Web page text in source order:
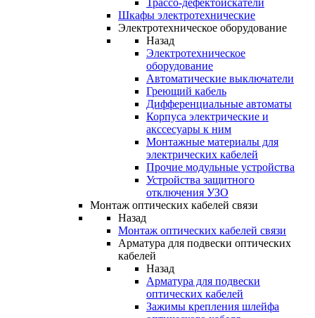
Трассо-дефектоискатели
Шкафы электротехнические
Электротехническое оборудование
Назад
Электротехническое
оборудование
Автоматические выключатели
Греющий кабель
Дифференциальные автоматы
Корпуса электрические и
акссесуары к ним
Монтажные материалы для
электрических кабелей
Прочие модульные устройства
Устройства защитного
отключения УЗО
Монтаж оптических кабелей связи
Назад
Монтаж оптических кабелей связи
Арматура для подвески оптических
кабелей
Назад
Арматура для подвески
оптических кабелей
Зажимы крепления шлейфа